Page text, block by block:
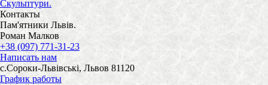
Скульптури.
Контакты
Пам'ятники Львів.
Роман Малков
+38 (097) 771-31-23
Написать нам
с.Сороки-Львівські, Львов 81120
График работы